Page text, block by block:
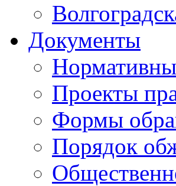
Документы
Проекты
Формы
Порядок